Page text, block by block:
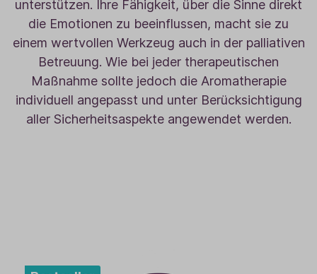
unterstützen. Ihre Fähigkeit, über die Sinne direkt
die Emotionen zu beeinflussen, macht sie zu
einem wertvollen Werkzeug auch in der palliativen
Betreuung. Wie bei jeder therapeutischen
Maßnahme sollte jedoch die Aromatherapie
individuell angepasst und unter Berücksichtigung
aller Sicherheitsaspekte angewendet werden.